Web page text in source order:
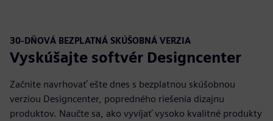
30-DŇOVÁ BEZPLATNÁ SKÚŠOBNÁ VERZIA
Vyskúšajte softvér Designcenter
Začnite navrhovať ešte dnes s bezplatnou skúšobnou
verziou Designcenter, popredného riešenia dizajnu
produktov. Naučte sa, ako vyvíjať vysoko kvalitné produkty